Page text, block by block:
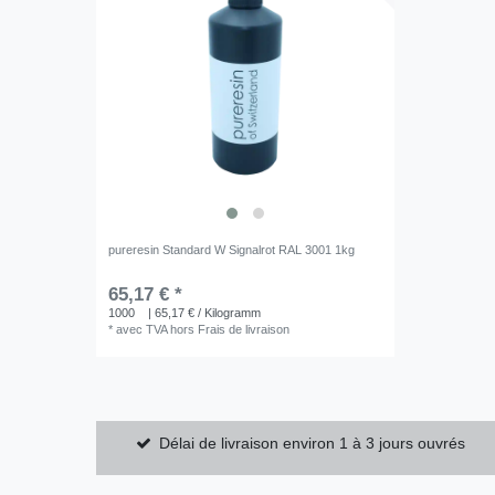
pureresin Standard W Signalrot RAL 3001 1kg
65,17 € *
1000
| 65,17 € / Kilogramm
*avec TVAhors Frais de livraison
Délai de livraison environ 1 à 3 jours ouvrés